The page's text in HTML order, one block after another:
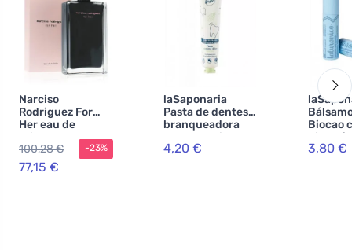
Narciso
Rodriguez For
Her eau de
toilette para
mulheres 100 ml
100,28 €
77,15 €
-23%
laSaponaria
Pasta de dentes
branqueadora
WonderWhite -
BIO de menta e
4,20 €
Biocao
(5,7 ml)
3,80 €